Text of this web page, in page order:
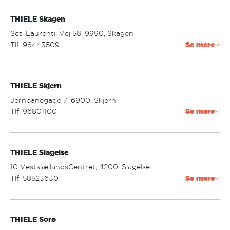
Åbningstider:
mandag - torsdag: 10.00 - 17.30
fredag: 10.00 - 18.00
THIELE Skagen
Sct. Laurentii Vej 58, 9990, Skagen
Tlf. 98443509
Åbningstider:
mandag - fredag: 09.30 - 17.30
lørdag: 09.30 - 13:00
Se mere
THIELE Skjern
Jernbanegade 7, 6900, Skjern
Tlf. 96801100
Åbningstider:
mandag - torsdag: 09.30 - 17.30
fredag: 09.30 - 18.00
Se mere
THIELE Slagelse
10 VestsjællandsCentret, 4200, Slagelse
Tlf. 58523630
Åbningstider:
Se mere
THIELE Sorø